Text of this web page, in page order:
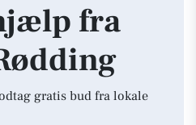
fra
gratis bud fra lokale